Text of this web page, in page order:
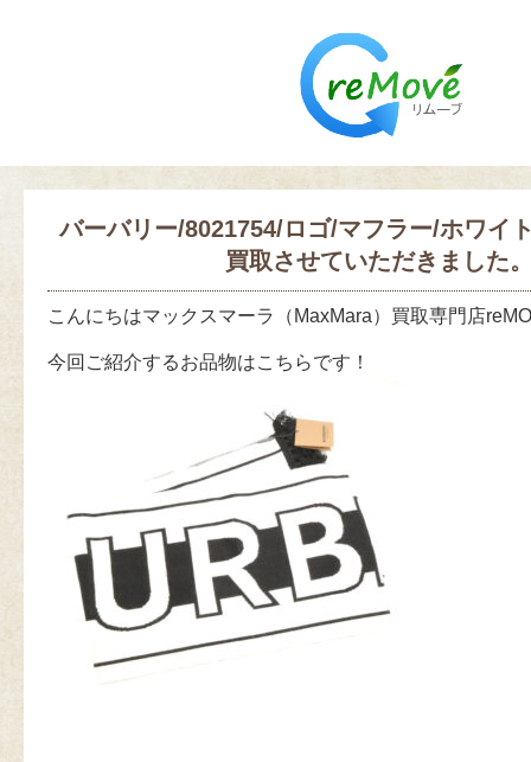
バーバリー/8021754/ロゴ/マフラー/ホワイ
買取させていただきました
こんにちはマックスマーラ（MaxMara）買取専門店
今回ご紹介するお品物はこちらです！